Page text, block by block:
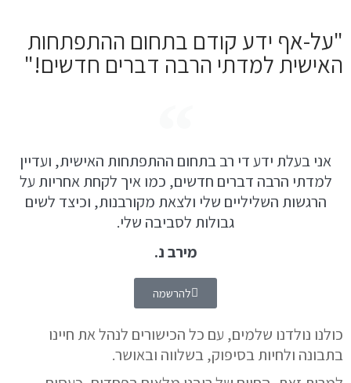
"על-אף ידע קודם בתחום ההתפתחות
האישית למדתי הרבה דברים חדשים!"
אני בעלת ידע די רב בתחום ההתפתחות האישית, ועדיין
למדתי הרבה דברים חדשים, כמו איך לקחת אחריות על
הרגשות השליליים שלי ולצאת מקורבנות, וכיצד לשים
גבולות לסביבה שלי.
מירב נ.
להרשמה
כולנו נולדנו שלמים, עם כל הכישורים לנהל את חיינו
בתבונה ולחיות בסיפוק, בשלווה ובאושר.